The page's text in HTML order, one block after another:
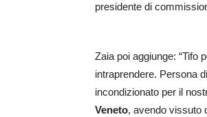
presidente di
Zaia poi aggiunge: “Tifo
intraprendere. Persona
incondizionato per il
Veneto, avendo vissuto